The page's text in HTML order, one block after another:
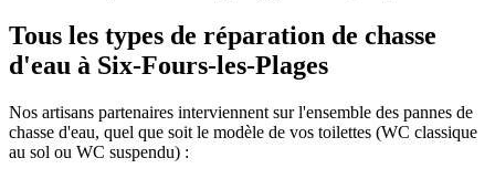
Tous les types de réparation de chasse
d'eau à Six-Fours-les-Plages
Nos artisans partenaires interviennent sur l'ensemble des pannes de
chasse d'eau, quel que soit le modèle de vos toilettes (WC classique
au sol ou WC suspendu) :